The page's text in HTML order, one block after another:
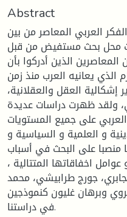
Abstract
العربي المعاصر من بين
محل بحث مستفيض من قبل
الذين أدركوا بأن
الذي يعانيه العرب منذ زمن
العقل والعقلانية،
ولقد ظهرت دراسات عديدة
على جميع المستويات
و العلمية و السياسية و
منصبا على البحث في أسباب
اخفاقاتها المتتالية ،
جورج طرابيشي، محمد
وبرهان غليون كنموذجين
في دراستنا.